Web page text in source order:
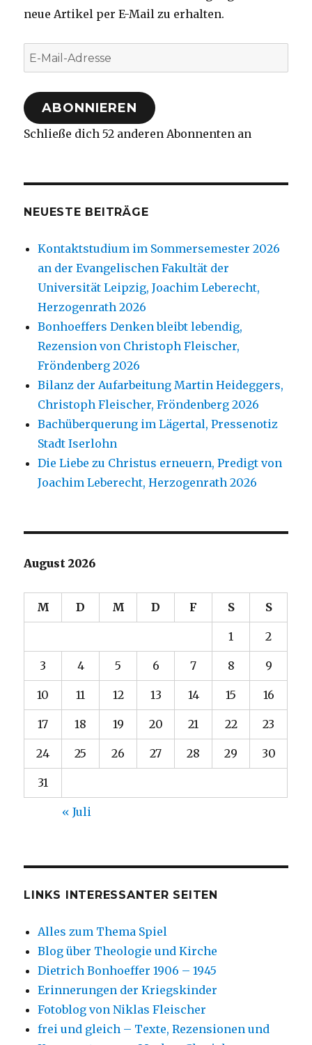
neue Artikel per E-Mail zu erhalten.
E-
Mail-
Adresse
ABONNIEREN
Schließe dich 52 anderen Abonnenten an
NEUESTE BEITRÄGE
Kontaktstudium im Sommersemester 2026
an der Evangelischen Fakultät der
Universität Leipzig, Joachim Leberecht,
Herzogenrath 2026
Bonhoeffers Denken bleibt lebendig,
Rezension von Christoph Fleischer,
Fröndenberg 2026
Bilanz der Aufarbeitung Martin Heideggers,
Christoph Fleischer, Fröndenberg 2026
Bachüberquerung im Lägertal, Pressenotiz
Stadt Iserlohn
Die Liebe zu Christus erneuern, Predigt von
Joachim Leberecht, Herzogenrath 2026
August 2026
M D M D F S S
1 2
3 4 5 6 7 8 9
10 11 12 13 14 15 16
17 18 19 20 21 22 23
24 25 26 27 28 29 30
31
« Juli
LINKS INTERESSANTER SEITEN
Alles zum Thema Spiel
Blog über Theologie und Kirche
Dietrich Bonhoeffer 1906 – 1945
Erinnerungen der Kriegskinder
Fotoblog von Niklas Fleischer
frei und gleich – Texte, Rezensionen und